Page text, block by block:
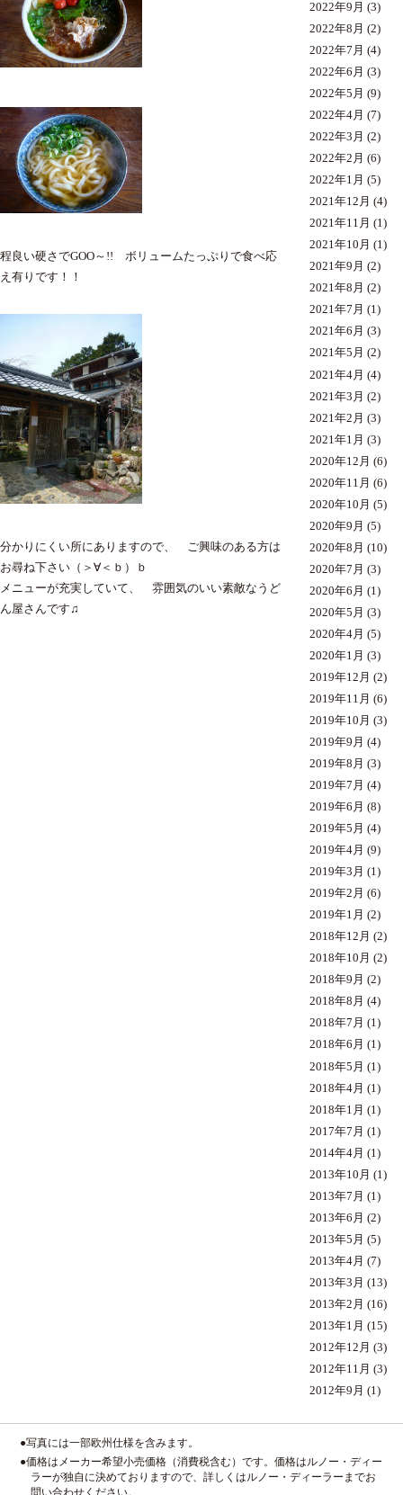
程良い硬さでGOO～!! ボリュームたっぷりで食べ応
え有りです！！
分かりにくい所にありますので、 ご興味のある方は
お尋ね下さい（＞∀＜ｂ）ｂ
メニューが充実していて、 雰囲気のいい素敵なうど
ん屋さんです♫
2022年9月 (3)
2022年8月 (2)
2022年7月 (4)
2022年6月 (3)
2022年5月 (9)
2022年4月 (7)
2022年3月 (2)
2022年2月 (6)
2022年1月 (5)
2021年12月 (4)
2021年11月 (1)
2021年10月 (1)
2021年9月 (2)
2021年8月 (2)
2021年7月 (1)
2021年6月 (3)
2021年5月 (2)
2021年4月 (4)
2021年3月 (2)
2021年2月 (3)
2021年1月 (3)
2020年12月 (6)
2020年11月 (6)
2020年10月 (5)
2020年9月 (5)
2020年8月 (10)
2020年7月 (3)
2020年6月 (1)
2020年5月 (3)
2020年4月 (5)
2020年1月 (3)
2019年12月 (2)
2019年11月 (6)
2019年10月 (3)
2019年9月 (4)
2019年8月 (3)
2019年7月 (4)
2019年6月 (8)
2019年5月 (4)
2019年4月 (9)
2019年3月 (1)
2019年2月 (6)
2019年1月 (2)
2018年12月 (2)
2018年10月 (2)
2018年9月 (2)
2018年8月 (4)
2018年7月 (1)
2018年6月 (1)
2018年5月 (1)
2018年4月 (1)
2018年1月 (1)
2017年7月 (1)
2014年4月 (1)
2013年10月 (1)
2013年7月 (1)
2013年6月 (2)
2013年5月 (5)
2013年4月 (7)
2013年3月 (13)
2013年2月 (16)
2013年1月 (15)
2012年12月 (3)
2012年11月 (3)
2012年9月 (1)
●写真には一部欧州仕様を含みます。
●価格はメーカー希望小売価格（消費税含む）です。価格はルノー・ディー
ラーが独自に決めておりますので、詳しくはルノー・ディーラーまでお
問い合わせください。